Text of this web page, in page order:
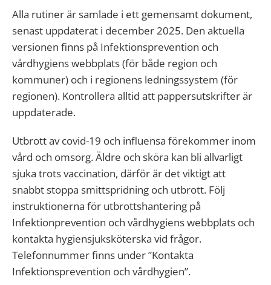
Alla rutiner är samlade i ett gemensamt dokument,
senast uppdaterat i december 2025. Den aktuella
versionen finns på Infektionsprevention och
vårdhygiens webbplats (för både region och
kommuner) och i regionens ledningssystem (för
regionen). Kontrollera alltid att pappersutskrifter är
uppdaterade.
Utbrott av covid-19 och influensa förekommer inom
vård och omsorg. Äldre och sköra kan bli allvarligt
sjuka trots vaccination, därför är det viktigt att
snabbt stoppa smittspridning och utbrott. Följ
instruktionerna för utbrottshantering på
Infektionprevention och vårdhygiens webbplats och
kontakta hygiensjuksköterska vid frågor.
Telefonnummer finns under ”Kontakta
Infektionsprevention och vårdhygien”.